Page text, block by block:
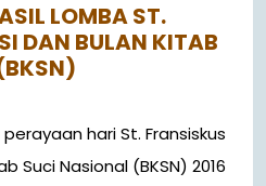
LOMBA ST.
DAN BULAN KITAB
hari St. Fransiskus
Suci Nasional (BKSN) 2016